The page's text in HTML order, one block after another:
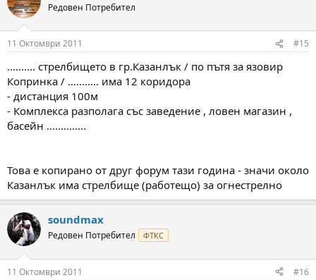
Редовен Потребител
11 Октомври 2011 #15
.......... стрелбището в гр.Казанлък / по пътя за язовир
Копринка / ........... има 12 коридора
- дистанция 100м
- Комплекса разполага със заведение , ловен магазин ,
басейн ..............
Това е копирано от друг форум тази година - значи около
Казанлък има стрелбище (работещо) за огнестрелно
soundmax
Редовен Потребител ФТКС
11 Октомври 2011 #16